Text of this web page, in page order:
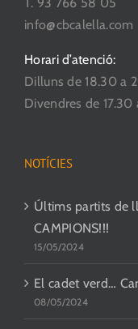
info@cbcalella.com
Horari d’atenció:
Dilluns de 18.30 a
Divendres de 17.30
NOTÍCIES
Últims partits de
CAMPIONS!!!
15/05/2024
El cadet verd…
08/05/2024